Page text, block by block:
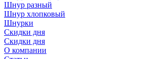
Шнур разный
Шнур хлопковый
Шнурки
Скидки дня
Скидки дня
О компании